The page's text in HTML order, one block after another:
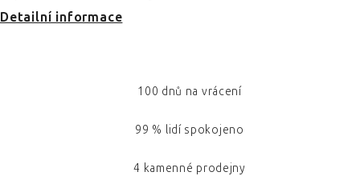
Detailní informace
100 dnů na vrácení
99 % lidí spokojeno
4 kamenné prodejny